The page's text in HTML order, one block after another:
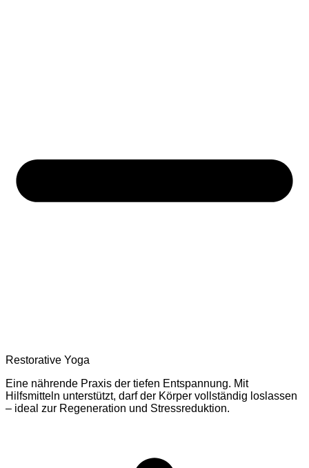
Restorative Yoga
Eine nährende Praxis der tiefen Entspannung. Mit
Hilfsmitteln unterstützt, darf der Körper vollständig loslassen
– ideal zur Regeneration und Stressreduktion.